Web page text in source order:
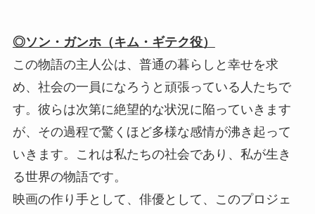
◎ソン・ガンホ（キム・ギテク役）
この物語の主人公は、普通の暮らしと幸せを求
め、社会の一員になろうと頑張っている人たちで
す。彼らは次第に絶望的な状況に陥っていきます
が、その過程で驚くほど多様な感情が沸き起って
いきます。これは私たちの社会であり、私が生き
る世界の物語です。
映画の作り手として、俳優として、このプロジェ